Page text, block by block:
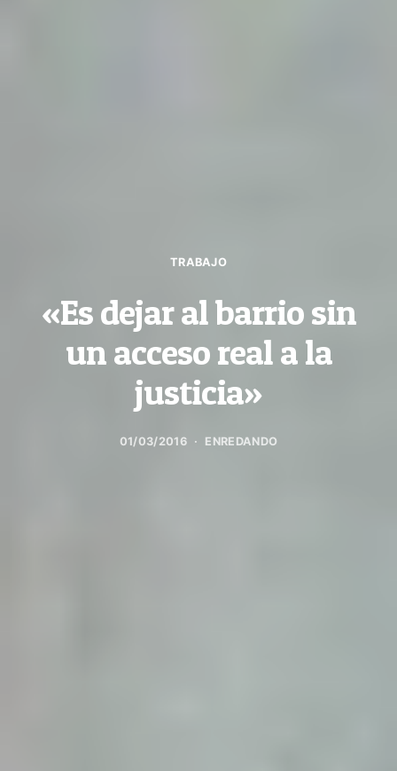
TRABAJO
«Es dejar al barrio sin
un acceso real a la
justicia»
01/03/2016 ENREDANDO